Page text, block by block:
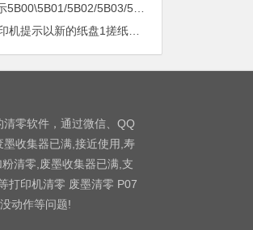
5B04/5B11/5B12/5B13/5B14/1700/1702/1703/1704
示以新的纸盘1搓纸轮进行更换
零软件，通过微信、QQ
收集器已满,接近使用,寿
清零,废墨收集器已满,支
打印机清零 废墨清零 P07
动作等问题!